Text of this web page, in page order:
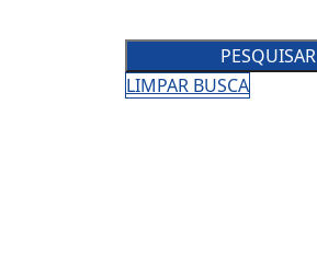
PESQUISAR
LIMPAR BUSCA